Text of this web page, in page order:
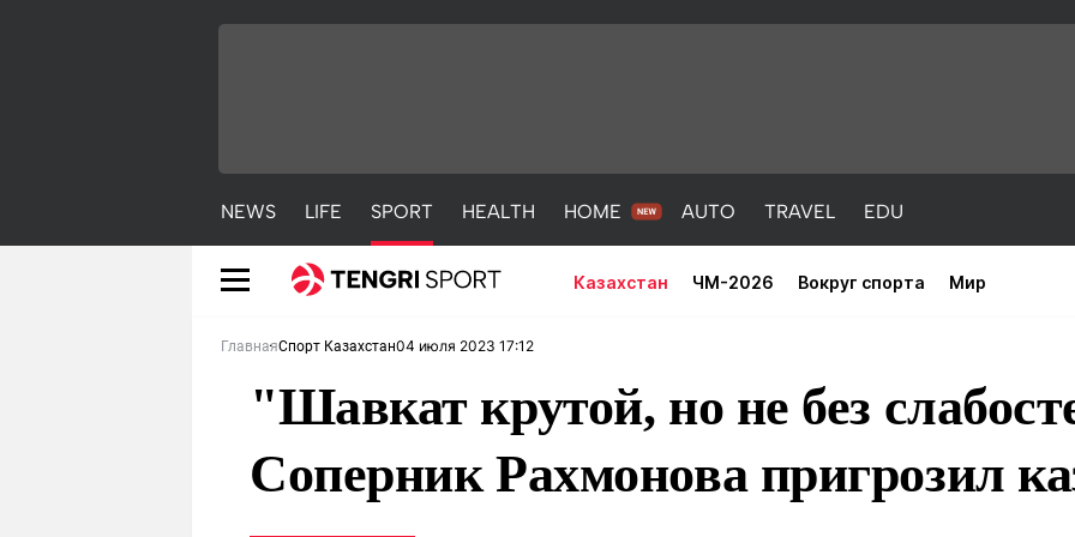
NEWS LIFE SPORT HEALTH HOME AUTO TRAVEL EDU
Казахстан ЧМ-2026 Вокруг спорта Мир
NEWS SPORT
ГлавнаяСпорт Казахстан04 июля 2023 17:12
"Шавкат крутой, но не без
Соперник Рахмонова пригрозил